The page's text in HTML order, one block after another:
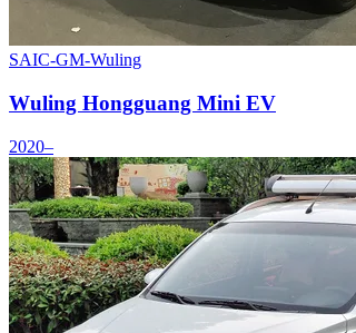
SAIC-GM-Wuling
Wuling Hongguang Mini EV
2020–